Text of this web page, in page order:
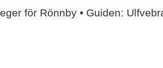
för Rönnby • Guiden: